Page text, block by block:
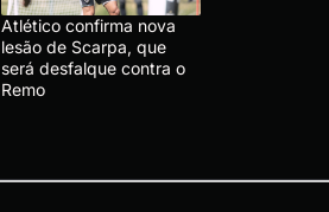
Atlético confirma nova
lesão de Scarpa, que
será desfalque contra o
Remo